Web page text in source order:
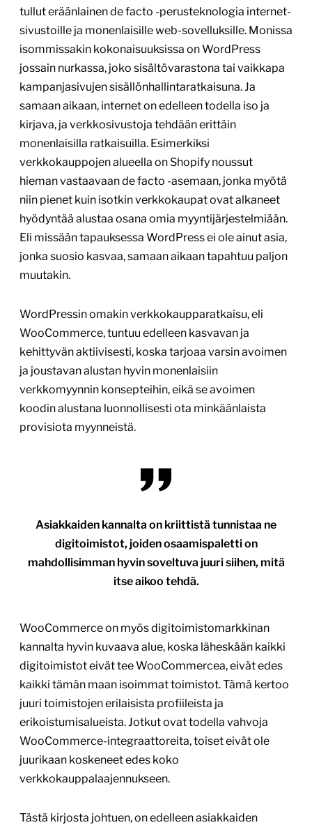
tullut eräänlainen de facto -perusteknologia internet-
sivustoille ja monenlaisille web-sovelluksille. Monissa
isommissakin kokonaisuuksissa on WordPress
jossain nurkassa, joko sisältövarastona tai vaikkapa
kampanjasivujen sisällönhallintaratkaisuna. Ja
samaan aikaan, internet on edelleen todella iso ja
kirjava, ja verkkosivustoja tehdään erittäin
monenlaisilla ratkaisuilla. Esimerkiksi
verkkokauppojen alueella on Shopify noussut
hieman vastaavaan de facto -asemaan, jonka myötä
niin pienet kuin isotkin verkkokaupat ovat alkaneet
hyödyntää alustaa osana omia myyntijärjestelmiään.
Eli missään tapauksessa WordPress ei ole ainut asia,
jonka suosio kasvaa, samaan aikaan tapahtuu paljon
muutakin.
WordPressin omakin verkkokaupparatkaisu, eli
WooCommerce, tuntuu edelleen kasvavan ja
kehittyvän aktiivisesti, koska tarjoaa varsin avoimen
ja joustavan alustan hyvin monenlaisiin
verkkomyynnin konsepteihin, eikä se avoimen
koodin alustana luonnollisesti ota minkäänlaista
provisiota myynneistä.
Asiakkaiden kannalta on kriittistä tunnistaa ne
digitoimistot, joiden osaamispaletti on
mahdollisimman hyvin soveltuva juuri siihen, mitä
itse aikoo tehdä.
WooCommerce on myös digitoimistomarkkinan
kannalta hyvin kuvaava alue, koska läheskään kaikki
digitoimistot eivät tee WooCommercea, eivät edes
kaikki tämän maan isoimmat toimistot. Tämä kertoo
juuri toimistojen erilaisista profiileista ja
erikoistumisalueista. Jotkut ovat todella vahvoja
WooCommerce-integraattoreita, toiset eivät ole
juurikaan koskeneet edes koko
verkkokauppalaajennukseen.
Tästä kirjosta johtuen, on edelleen asiakkaiden